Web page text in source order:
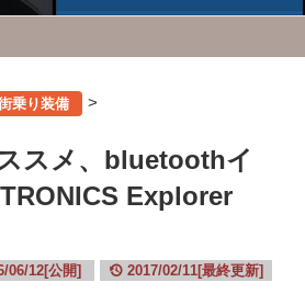
乗り装備 >
スメ、bluetoothイ
Explorer
06/12[公開] 2017/02/11[最終更新]